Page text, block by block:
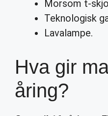
Morsom t-
Teknologisk
Lavalampe.
Hva gir
åring?